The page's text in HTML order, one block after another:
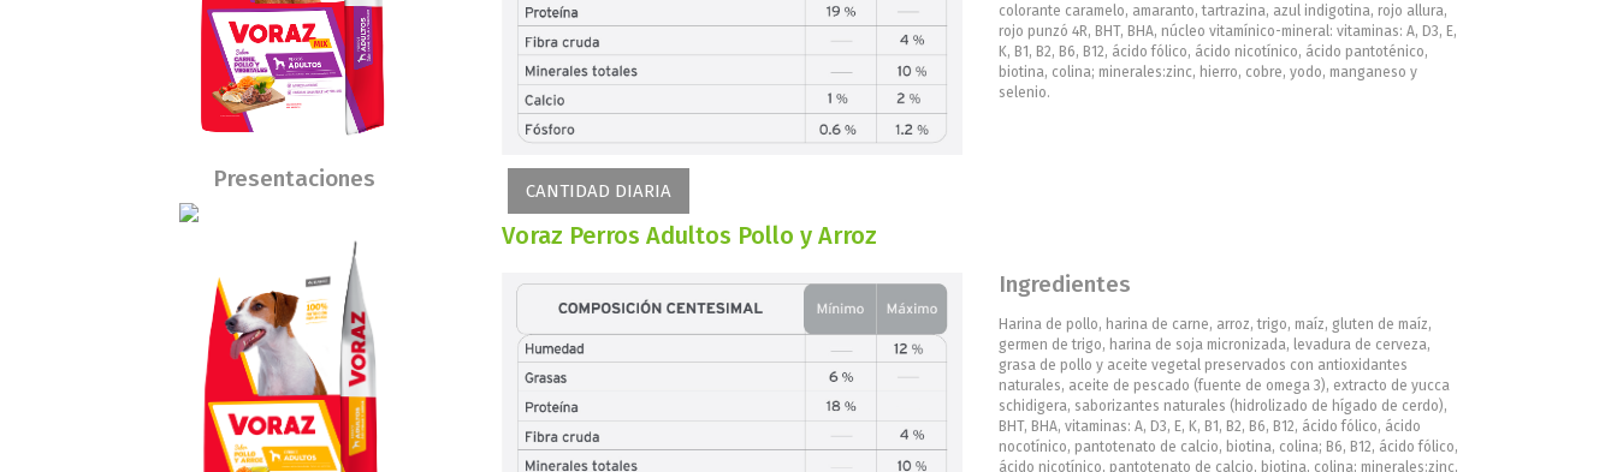
colorante caramelo, amaranto, tartrazina, azul indigotina, rojo allura,
rojo punzó 4R, BHT, BHA, núcleo vitamínico-mineral: vitaminas: A, D3, E,
K, B1, B2, B6, B12, ácido fólico, ácido nicotínico, ácido pantoténico,
biotina, colina; minerales:zinc, hierro, cobre, yodo, manganeso y
selenio.
Presentaciones CANTIDAD DIARIA
Voraz Perros Adultos Pollo y Arroz
Ingredientes
Harina de pollo, harina de carne, arroz, trigo, maíz, gluten de maíz,
germen de trigo, harina de soja micronizada, levadura de cerveza,
grasa de pollo y aceite vegetal preservados con antioxidantes
naturales, aceite de pescado (fuente de omega 3), extracto de yucca
schidigera, saborizantes naturales (hidrolizado de hígado de cerdo),
BHT, BHA, vitaminas: A, D3, E, K, B1, B2, B6, B12, ácido fólico, ácido
nocotínico, pantotenato de calcio, biotina, colina; B6, B12, ácido fólico,
ácido nicotínico, pantotenato de calcio, biotina, colina; minerales:zinc,